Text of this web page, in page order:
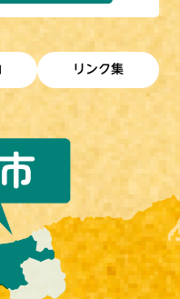
リンク集